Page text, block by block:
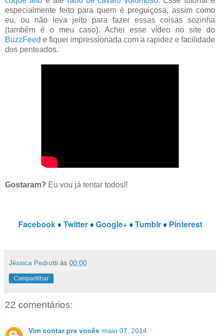
especialmente feito para quem é preguiçosa, assim como
eu, ou não leva jeito para fazer essas coisas sozinha
(também é o meu caso). Achei esse vídeo no site do
BuzzFeed e fiquei impressionada com a rapidez e facilidade
dos penteados.
Gostaram? Eu vou já tentar todos!!
Facebook♦Twitter♦Google+♦Tumblr♦ Pinterest
Jéssica Pedrotti às 00:00
Compartilhar
22 comentários:
Vim contar pra vocês maio 07, 2014